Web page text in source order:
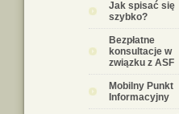
Jak spisać się
szybko?
Bezpłatne
konsultacje w
związku z ASF
Mobilny Punkt
Informacyjny